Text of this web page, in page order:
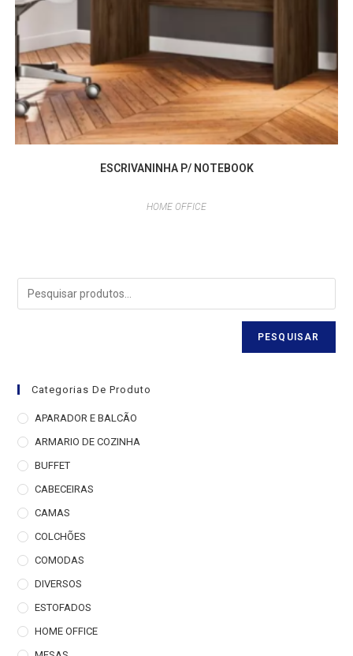
ESCRIVANINHA P/ NOTEBOOK
HOME OFFICE
PESQUISAR
Categorias De Produto
APARADOR E BALCÃO
ARMARIO DE COZINHA
BUFFET
CABECEIRAS
CAMAS
COLCHÕES
COMODAS
DIVERSOS
ESTOFADOS
HOME OFFICE